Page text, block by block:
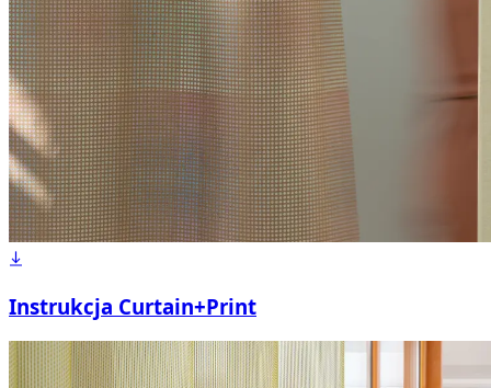
Instrukcja Curtain+Print